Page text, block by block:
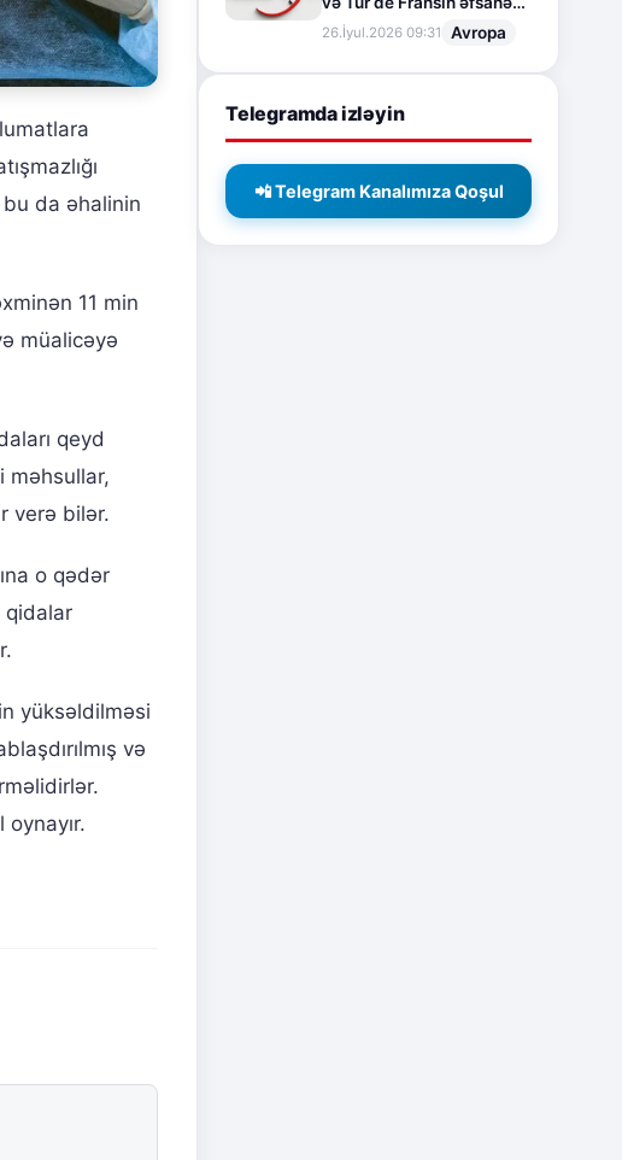
bu da əhalinin
11 min
müalicəyə
qeyd
məhsullar,
verə bilər.
o qədər
qidalar
yüksəldilməsi
və
səhifəsi
26.İyul.2026 09:31 Avropa
Telegramda izləyin
📲 Telegram Kanalımıza Qoşul